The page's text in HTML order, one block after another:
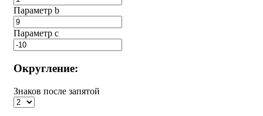
Параметр b
Параметр с
Округление:
Знаков после запятой